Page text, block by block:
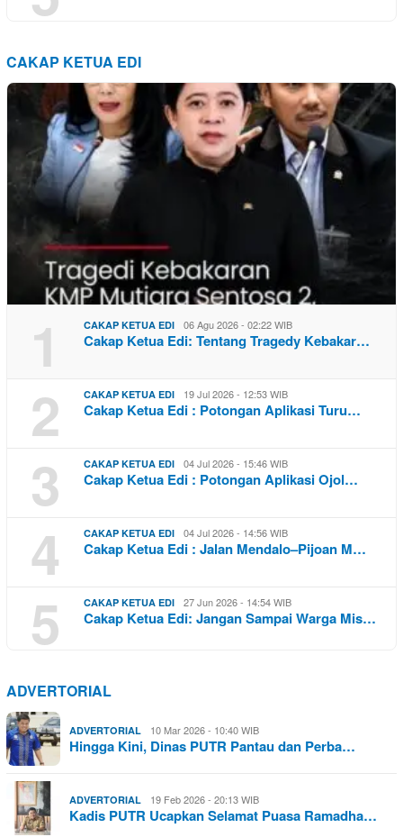
CAKAP KETUA EDI
1 CAKAP KETUA EDI 06 Agu 2026 - 02:22 WIB
Cakap Ketua Edi: Tentang Tragedy Kebakar…
2 CAKAP KETUA EDI 19 Jul 2026 - 12:53 WIB
Cakap Ketua Edi : Potongan Aplikasi Turu…
3 CAKAP KETUA EDI 04 Jul 2026 - 15:46 WIB
Cakap Ketua Edi : Potongan Aplikasi Ojol…
4 CAKAP KETUA EDI 04 Jul 2026 - 14:56 WIB
Cakap Ketua Edi : Jalan Mendalo–Pijoan M…
5 CAKAP KETUA EDI 27 Jun 2026 - 14:54 WIB
Cakap Ketua Edi: Jangan Sampai Warga Mis…
ADVERTORIAL
ADVERTORIAL 10 Mar 2026 - 10:40 WIB
Hingga Kini, Dinas PUTR Pantau dan Perba…
ADVERTORIAL 19 Feb 2026 - 20:13 WIB
Kadis PUTR Ucapkan Selamat Puasa Ramadha…